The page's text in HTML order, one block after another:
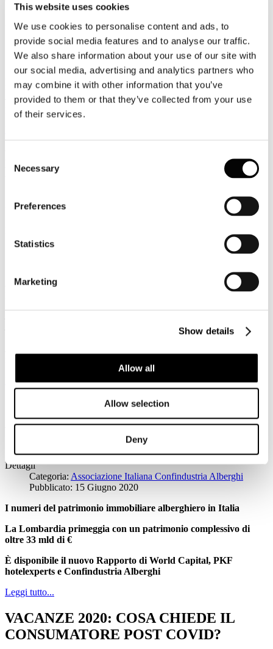
This website uses cookies
We use cookies to personalise content and ads, to
provide social media features and to analyse our traffic.
We also share information about your use of our site with
our social media, advertising and analytics partners who
may combine it with other information that you’ve
provided to them or that they’ve collected from your use
of their services.
Selection
Necessary
Preferences
Statistics
Marketing
Show details
Allow all
Allow selection
Deny
Dettagli
Categoria:Associazione Italiana Confindustria Alberghi
Pubblicato: 26 Giugno 2020
La terza settimana di rilevazione del monitoraggio Confindustria
Alberghi registra una accelerazione delle riaperture a partire dal
mese di luglio. Resta sempre molto basso, non si arriva ancora il
40% dell’offerta ma rispetto alle settimane precedenti i segnali
positivi, per quanto ancora molto parziali, sono aumentati.
MARINA LALLI NUOVO PRESIDENTE
DI FEDERTURISMO
anche Maria Carmela Colaiacovo
Categoria:
Associazione Italiana Confindustria Alberghi
Ieri pomeriggio l’Assemblea di Federturismo Confindustria ha eletto
all’unanimità per il quadriennio 2020-2024 Marina Lalli quale
Direttivo, è un segnale importante per il turismo rappresentato in
Confindustria che in questo particolare e delicato momento storico
Leggi tutto...
IL PATRIMONIO IMMOBILIARE
ALBERGHIERO ITALIANO SUPERA I
Dettagli
Categoria: Associazione Italiana Confindustria Alberghi
Pubblicato: 15 Giugno 2020
I numeri del patrimonio immobiliare alberghiero in Italia
La Lombardia primeggia con un patrimonio complessivo di
oltre 33 mld di €
È disponibile il nuovo Rapporto di World Capital, PKF
hotelexperts e Confindustria Alberghi
Leggi tutto...
VACANZE 2020: COSA CHIEDE IL
CONSUMATORE POST COVID?